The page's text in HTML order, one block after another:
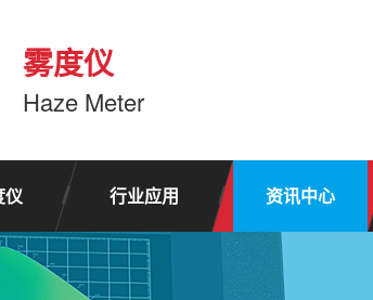
雾度仪
Haze Meter
仪 行业应用 资讯中心